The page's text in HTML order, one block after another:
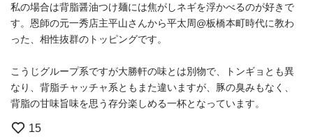
私の場合は背脂醤油つけ麺には焦がしネギを浮かべるのが好きで
す。恩師の元一秀店主平山さんから平太周@板橋本町時代に教わ
った、相性抜群のトッピングです。
こうじグループ系ですが大勝軒の味とは別物で、トンギョとも異
なり、背脂チャッチャ系ともまた違いますが、豚の臭みもなく、
背脂の甘味旨味を思う存分楽しめる一杯となっています。
15